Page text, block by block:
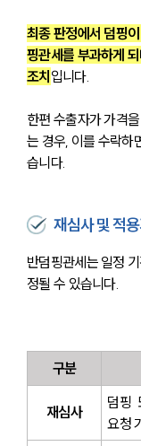
최종 판정에서 덤핑
핑관세를 부과하게
조치 입니다.
한편 수출자가 가격
는 경우, 이를 수락하
습니다.
재심사 및 적
반덤핑관세는 일정
정될 수 있습니다.
구분
재심사
덤핑
요청